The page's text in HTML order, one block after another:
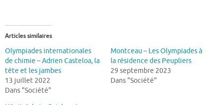
Articles similaires
Olympiades internationales
de chimie – Adrien Casteloa, la
tête et les jambes
13 juillet 2022
Dans "Société"
Montceau – Les Olympiades à
la résidence des Peupliers
29 septembre 2023
Dans "Société"